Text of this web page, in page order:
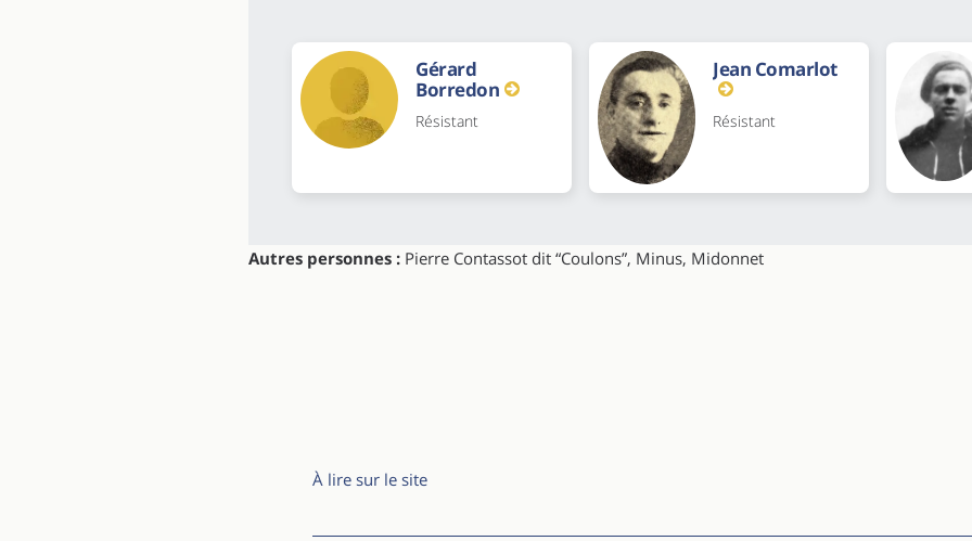
Gérard
Borredon
Résistant
Jean Comarlot
Résistant
Autres personnes : Pierre Contassot dit “Coulons”, Minus, Midonnet
À lire sur le site